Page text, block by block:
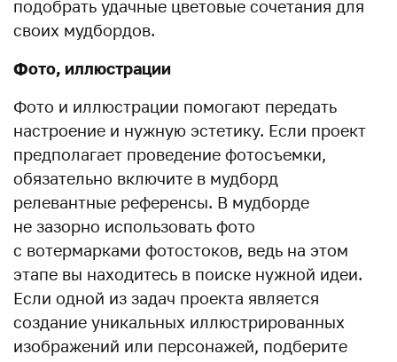
подобрать удачные цветовые сочетания для
своих мудбордов.
Фото, иллюстрации
Фото и иллюстрации помогают передать
настроение и нужную эстетику. Если проект
предполагает проведение фотосъемки,
обязательно включите в мудборд
релевантные референсы. В мудборде
не зазорно использовать фото
с вотермарками фотостоков, ведь на этом
этапе вы находитесь в поиске нужной идеи.
Если одной из задач проекта является
создание уникальных иллюстрированных
изображений или персонажей, подберите